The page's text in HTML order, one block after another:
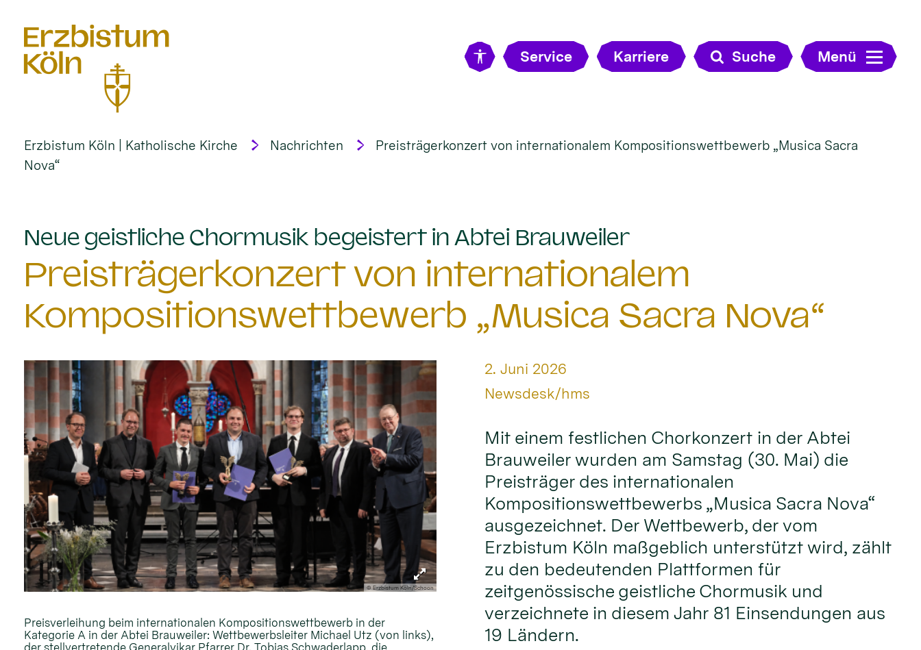
Service Karriere Suche Menü
Erzbistum Köln | Katholische Kirche Nachrichten
Preisträgerkonzert von internationalem Kompositionswettbewerb „Musica Sacra
Nova“
Neue geistliche Chormusik begeistert in Abtei Brauweiler:
Preisträgerkonzert von internationalem
Kompositionswettbewerb „Musica Sacra Nova“
© Erzbistum Köln/Schoon
Preisverleihung beim internationalen Kompositionswettbewerb in der
Kategorie A in der Abtei Brauweiler: Wettbewerbsleiter Michael Utz (von links),
der stellvertretende Generalvikar Pfarrer Dr. Tobias Schwaderlapp, die
Datum:
2. Juni 2026
Von:
Newsdesk/hms
Mit einem festlichen Chorkonzert in der Abtei
Brauweiler wurden am Samstag (30. Mai) die
Preisträger des internationalen
Kompositionswettbewerbs „Musica Sacra Nova“
ausgezeichnet. Der Wettbewerb, der vom
Erzbistum Köln maßgeblich unterstützt wird, zählt
zu den bedeutenden Plattformen für
zeitgenössische geistliche Chormusik und
verzeichnete in diesem Jahr 81 Einsendungen aus
19 Ländern.